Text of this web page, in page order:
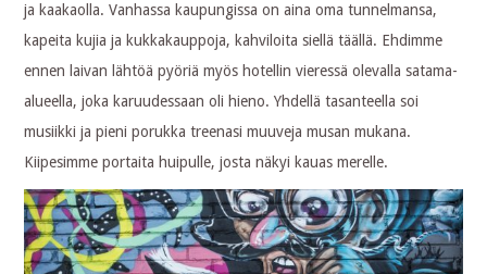
ja kaakaolla. Vanhassa kaupungissa on aina oma tunnelmansa,
kapeita kujia ja kukkakauppoja, kahviloita siellä täällä. Ehdimme
ennen laivan lähtöä pyöriä myös hotellin vieressä olevalla satama-
alueella, joka karuudessaan oli hieno. Yhdellä tasanteella soi
musiikki ja pieni porukka treenasi muuveja musan mukana.
Kiipesimme portaita huipulle, josta näkyi kauas merelle.